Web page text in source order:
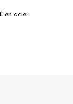
en acier